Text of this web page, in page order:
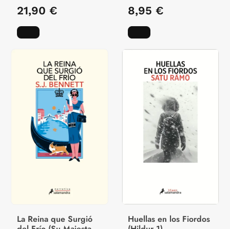
21,90 € 8,95 €
La Reina que Surgió
Huellas en los Fiordos